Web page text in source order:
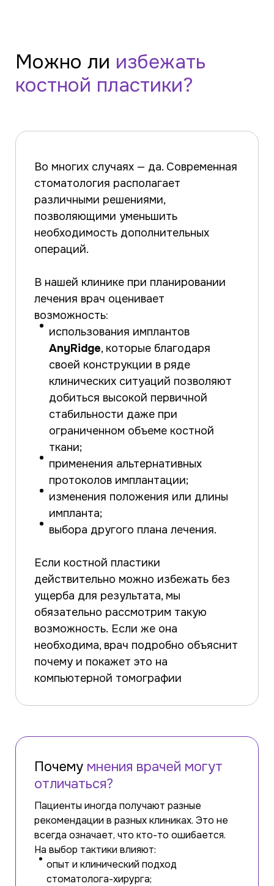
Можно ли избежать
костной пластики?
Во многих случаях — да. Современная
стоматология располагает
различными решениями,
позволяющими уменьшить
необходимость дополнительных
операций.
В нашей клинике при планировании
лечения врач оценивает
возможность:
использования имплантов
AnyRidge, которые благодаря
своей конструкции в ряде
клинических ситуаций позволяют
добиться высокой первичной
стабильности даже при
ограниченном объеме костной
ткани;
применения альтернативных
протоколов имплантации;
изменения положения или длины
импланта;
выбора другого плана лечения.
Если костной пластики
действительно можно избежать без
ущерба для результата, мы
обязательно рассмотрим такую
возможность. Если же она
необходима, врач подробно объяснит
почему и покажет это на
компьютерной томографии
Почему мнения врачей могут
отличаться?
Пациенты иногда получают разные
рекомендации в разных клиниках. Это не
всегда означает, что кто-то ошибается.
На выбор тактики влияют:
опыт и клинический подход
стоматолога-хирурга;